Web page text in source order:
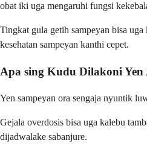
obat iki uga mengaruhi fungsi
Tingkat gula getih sampeyan bisa
kesehatan sampeyan kanthi cepet.
Apa sing Kudu Dilakoni
Yen sampeyan ora sengaja nyuntik
Gejala overdosis bisa uga kalebu
dijadwalake sabanjure.